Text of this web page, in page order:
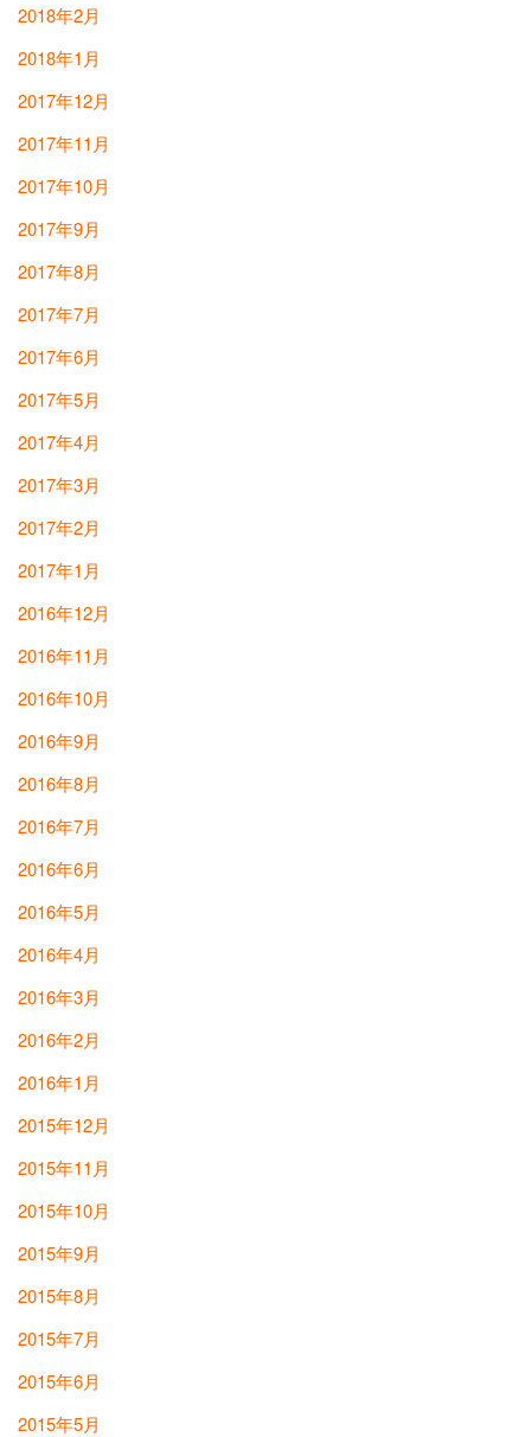
2018年2月
2018年1月
2017年12月
2017年11月
2017年10月
2017年9月
2017年8月
2017年7月
2017年6月
2017年5月
2017年4月
2017年3月
2017年2月
2017年1月
2016年12月
2016年11月
2016年10月
2016年9月
2016年8月
2016年7月
2016年6月
2016年5月
2016年4月
2016年3月
2016年2月
2016年1月
2015年12月
2015年11月
2015年10月
2015年9月
2015年8月
2015年7月
2015年6月
2015年5月